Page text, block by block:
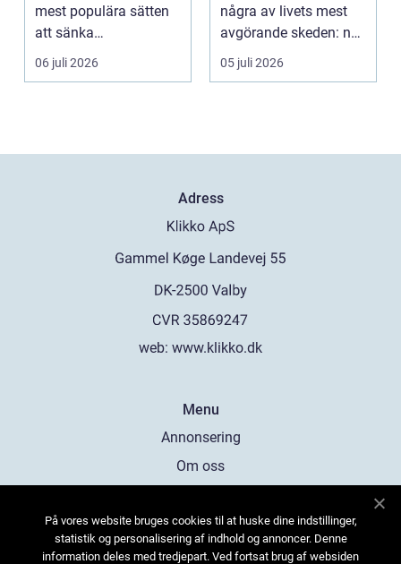
mest populära sätten
att sänka
uppvärmningskostnad
06 juli 2026
några av livets mest
avgörande skeden: när
en graviditet plane...
05 juli 2026
Adress
web: www.klikko.dk
Menu
Annonsering
Om oss
Kontakta oss
Sitemap
På vores website bruges cookies til at huske dine indstillinger,
statistik og personalisering af indhold og annoncer. Denne
information deles med tredjepart. Ved fortsat brug af websiden